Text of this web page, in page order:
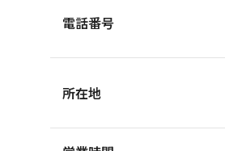
電話番号
所在地